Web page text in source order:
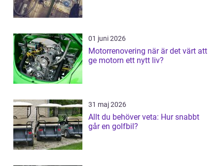
01 juni 2026
Motorrenovering när är det värt att
ge motorn ett nytt liv?
31 maj 2026
Allt du behöver veta: Hur snabbt
går en golfbil?